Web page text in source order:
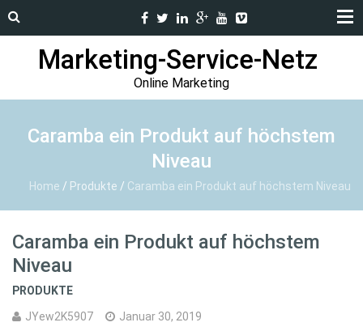
Marketing-Service-Netz
Online Marketing
Caramba ein Produkt auf höchstem
Niveau
Home / Produkte / Caramba ein Produkt auf höchstem Niveau
Caramba ein Produkt auf höchstem
Niveau
PRODUKTE
JYew2K5907
Januar 30, 2019